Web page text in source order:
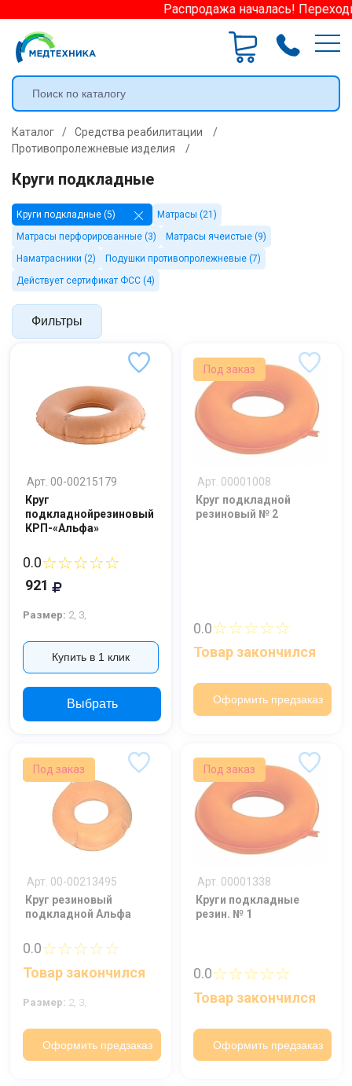
Распродажа началась!
Каталог / Средства реабилитации
/
Противопролежневые изделия
/
Круги подкладные
Круги подкладные (5)
Матрасы (21)
Матрасы перфорированные (3)
Матрасы ячеистые (9)
Наматрасники (2)
Подушки противопролежневые (7)
Действует сертификат ФСС (4)
Фильтры
Арт. 00-00215179
Круг
подкладнойрезиновый
КРП-«Альфа»
0.0☆☆☆☆☆
921
Размер: 2, 3,
Купить в 1 клик
Выбрать
Под заказ
Арт. 00001008
Круг подкладной
резиновый № 2
0.0☆☆☆☆☆
Товар закончился
Оформить предзаказ
Под заказ
Арт. 00-00213495
Круг резиновый
подкладной Альфа
0.0☆☆☆☆☆
Товар закончился
Размер: 2, 3,
Оформить предзаказ
Под заказ
Арт. 00001338
Круги подкладные
резин. № 1
0.0☆☆☆☆☆
Товар закончился
Оформить предзаказ
Ваше имя
Номер телефона
Отправить